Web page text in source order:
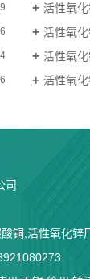
活性氧
活性氧化
活性氧
活性氧
司
铜,活性氧化锌